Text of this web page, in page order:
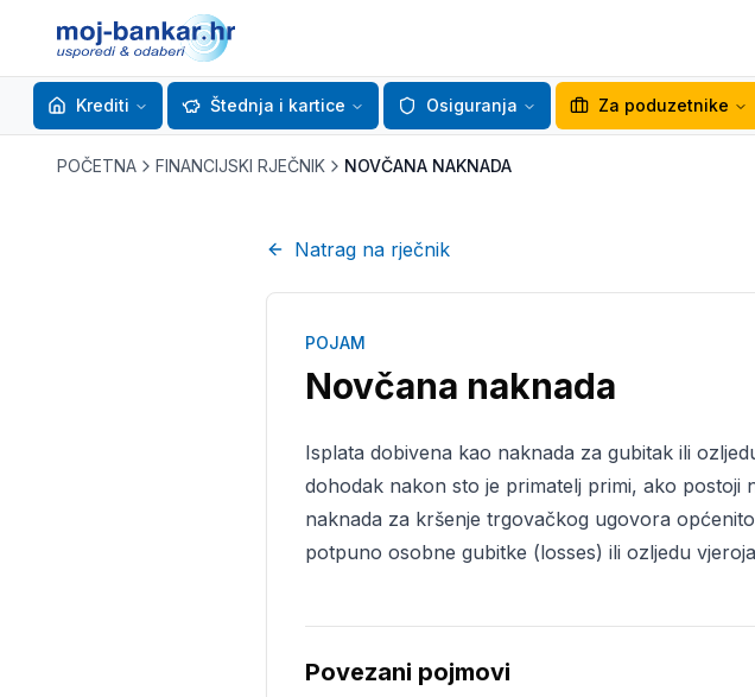
Krediti Štednja i kartice Osiguranja Za poduzetnike
POČETNA FINANCIJSKI RJEČNIK NOVČANA NAKNADA
Natrag na rječnik
POJAM
Novčana naknada
Isplata dobivena kao naknada za gubitak ili
dohodak nakon sto je primatelj primi, ako
naknada za kršenje trgovačkog ugovora
potpuno osobne gubitke (losses) ili ozljedu
Povezani pojmovi